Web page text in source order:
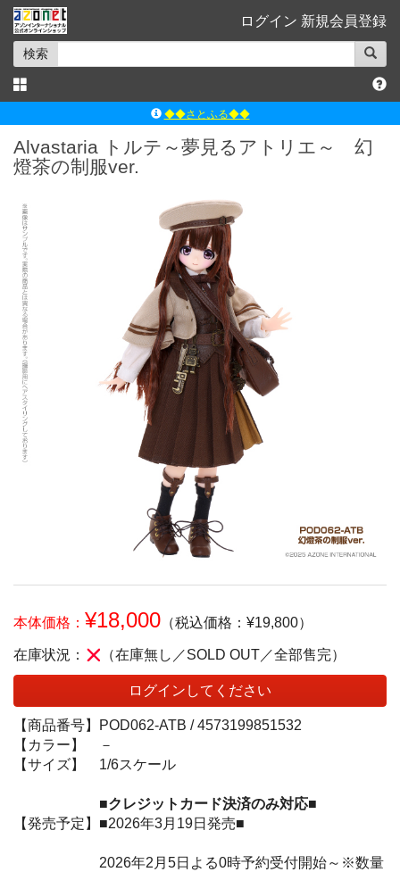
ログイン 新規会員登録
検索
◆◆さとふる◆◆
ｱｿﾞﾝﾚｰﾍﾞﾙｼｮｯﾌﾟ楽天市場店
よくあるご質問（Q&A）
Alvastaria トルテ～夢見るアトリエ～ 幻
燈茶の制服ver.
本体価格： ¥18,000 （税込価格：¥19,800）
在庫状況： （在庫無し／SOLD OUT／全部售完）
ログインしてください
【商品番号】 POD062-ATB /4573199851532
【カラー】
－
【サイズ】
1/6スケール
■クレジットカード決済のみ対応■
【発売予定】 ■2026年3月19日発売■
2026年2月5日よる0時予約受付開始～※数量